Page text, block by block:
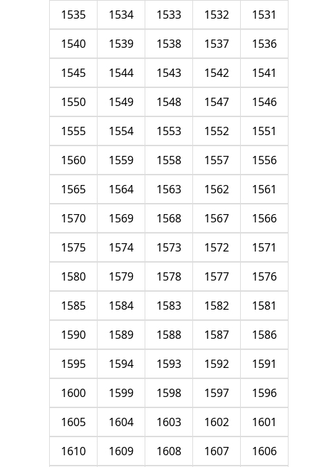
1531
1532
1533
1534
1535
1536
1537
1538
1539
1540
1541
1542
1543
1544
1545
1546
1547
1548
1549
1550
1551
1552
1553
1554
1555
1556
1557
1558
1559
1560
1561
1562
1563
1564
1565
1566
1567
1568
1569
1570
1571
1572
1573
1574
1575
1576
1577
1578
1579
1580
1581
1582
1583
1584
1585
1586
1587
1588
1589
1590
1591
1592
1593
1594
1595
1596
1597
1598
1599
1600
1601
1602
1603
1604
1605
1606
1607
1608
1609
1610